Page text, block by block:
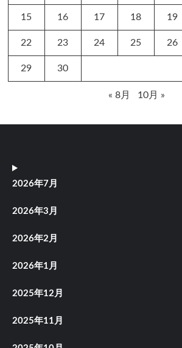
15 16 17 18 19
22 23 24 25 26
29 30
« 8月 10月 »
2026年7月
2026年3月
2026年2月
2026年1月
2025年12月
2025年11月